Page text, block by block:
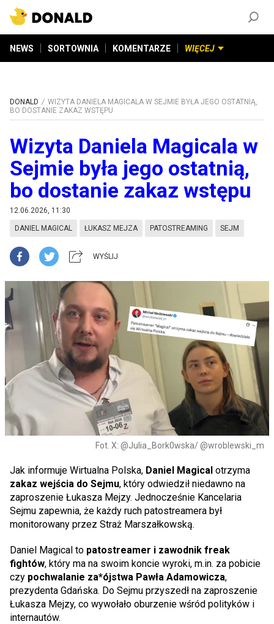
NEWS SORTOWNIA KOMENTARZE WIĘCEJ
DONALD
WIZYTA DANIELA MAGICALA W SEJMIE BYŁA JEGO OSTATNIĄ,
BO DOSTANIE ZAKAZ WSTĘPU
Wizyta Daniela Magicala w
Sejmie była jego ostatnią,
bo dostanie zakaz wstępu
12.06.2026, 11:30
DANIEL MAGICAL ŁUKASZ MEJZA PATOSTREAMING SEJM
WYŚLIJ
Fot. X: @Julia_Bork0wska/ @wroblewski_m
Jak informuje Wirtualna Polska, Daniel Magical otrzyma
zakaz wejścia do Sejmu, który odwiedził niedawno na
zaproszenie Łukasza Mejzy. Jednocześnie Kancelaria
Sejmu zapewnia, że każdy ruch patostreamera był
monitorowany przez Straż Marszałkowską.
Daniel Magical to patostreamer i zawodnik freak
fightów, który ma na swoim koncie wyroki, m.in. za pobicie
czy pochwalanie za*ójstwa Pawła Adamowicza,
prezydenta Gdańska. Do Sejmu przyszedł na zaproszenie
Łukasza Mejzy, co wywołało oburzenie wśród polityków i
internautów.